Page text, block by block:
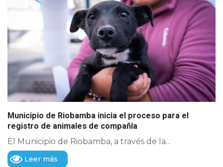
Municipio de Riobamba inicia el proceso para el
registro de animales de compañía
El Municipio de Riobamba, a través de la...
Leer más